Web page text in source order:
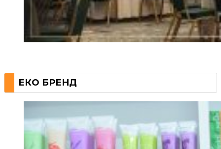
ЕКО БРЕНД